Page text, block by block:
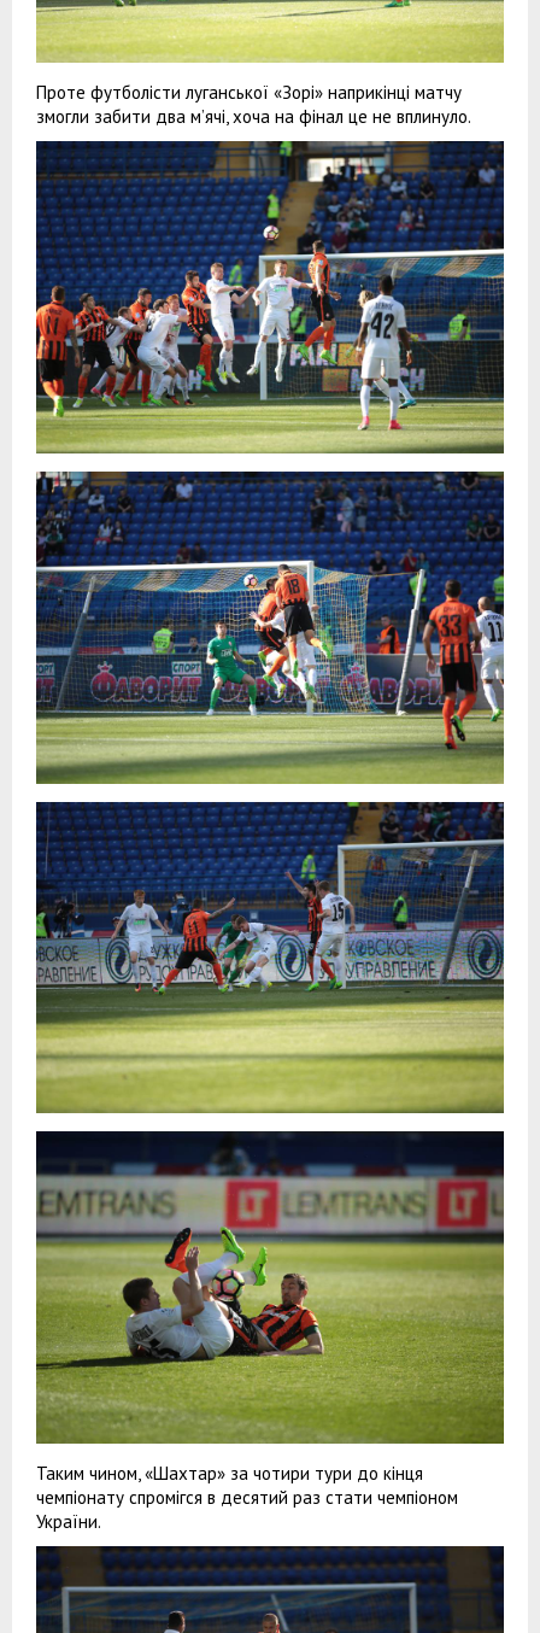
Проте футболісти луганської «Зорі» наприкінці матчу
змогли забити два м’ячі, хоча на фінал це не вплинуло.
Таким чином, «Шахтар» за чотири тури до кінця
чемпіонату спромігся в десятий раз стати чемпіоном
України.